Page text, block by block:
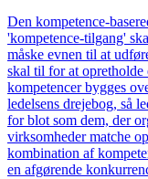
Den kompetence-
'kompetence-tilgang'
måske evnen til at
skal til for at opretholde
kompetencer bygges
ledelsens drejebog, så
for blot som dem, der
virksomheder matche
kombination af
en afgørende